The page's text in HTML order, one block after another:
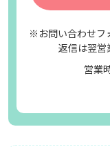
※お問い合わせフ
返信は翌営
営業